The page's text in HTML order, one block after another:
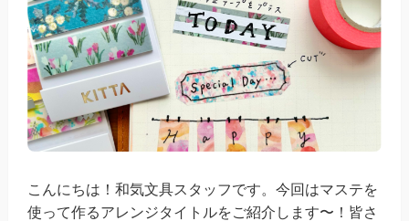
こんにちは！和気文具スタッフです。今回はマステを
使って作るアレンジタイトルをご紹介します〜！皆さ